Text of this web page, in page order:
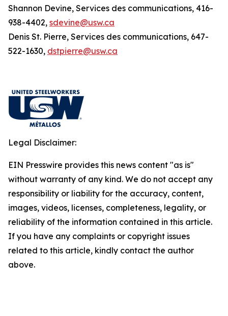
Shannon Devine, Services des communications, 416-
938-4402, sdevine@usw.ca
Denis St. Pierre, Services des communications, 647-
522-1630, dstpierre@usw.ca
Legal Disclaimer:
EIN Presswire provides this news content "as is"
without warranty of any kind. We do not accept any
responsibility or liability for the accuracy, content,
images, videos, licenses, completeness, legality, or
reliability of the information contained in this article.
If you have any complaints or copyright issues
related to this article, kindly contact the author
above.